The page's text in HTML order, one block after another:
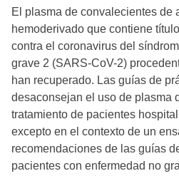
El plasma de convalecientes de
hemoderivado que contiene
contra el coronavirus del
grave 2 (SARS-CoV-2)
han recuperado. Las guías de
desaconsejan el uso de plasma
tratamiento de pacientes
excepto en el contexto de un
recomendaciones de las guías
pacientes con enfermedad no